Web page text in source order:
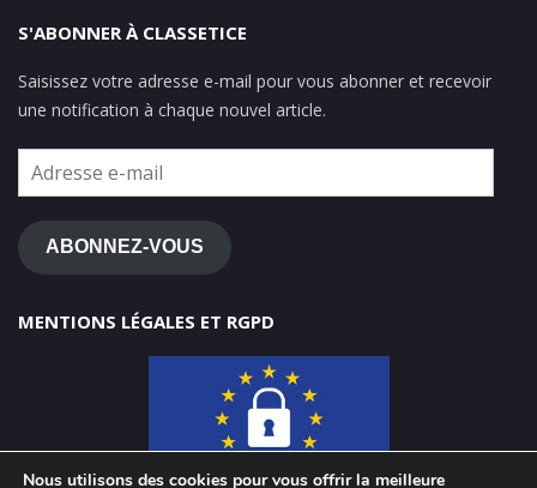
S'ABONNER À CLASSETICE
Saisissez votre adresse e-mail pour vous abonner et recevoir
une notification à chaque nouvel article.
Adresse
e-
mail
ABONNEZ-VOUS
MENTIONS LÉGALES ET RGPD
Nous utilisons des cookies pour vous offrir la meilleure